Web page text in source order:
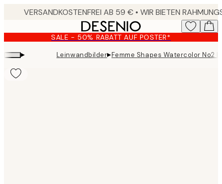
content.
SALE - 50% RABATT AUF POSTER*
▸ Leinwandbilder▸Femme Shapes Watercolor No2